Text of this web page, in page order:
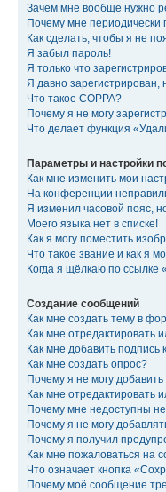
Зачем мне вообще нужно
Почему мне периодически
Как сделать, чтобы я не
Я забыл пароль!
Я только что
Я давно зарегистрирован,
Что такое COPPA?
Почему я не могу
Что делает функция
Параметры и настройки
Как мне изменить мои
На конференции
Я изменил часовой пояс,
Моего языка нет в списке!
Как я могу поместить
Что такое звание и как я
Когда я щёлкаю по
Создание сообщений
Как мне создать тему в
Как мне отредактировать
Как мне добавить
Как мне создать опрос?
Почему я не могу
Как мне отредактировать
Почему мне недоступны
Почему я не могу
Почему я получил
Как мне пожаловаться на
Что означает кнопка
Почему моё сообщение